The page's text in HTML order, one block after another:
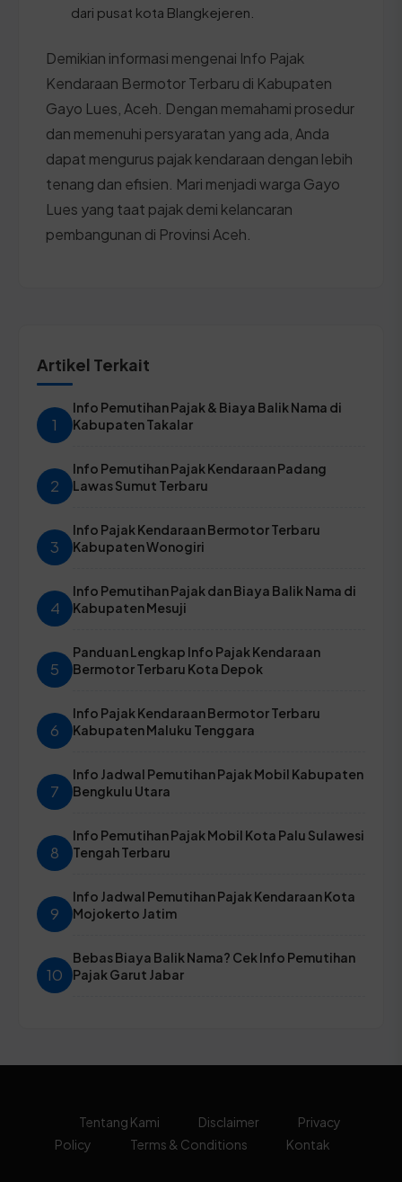
dari pusat kota Blangkejeren.
Demikian informasi mengenai Info Pajak
Kendaraan Bermotor Terbaru di Kabupaten
Gayo Lues, Aceh. Dengan memahami prosedur
dan memenuhi persyaratan yang ada, Anda
dapat mengurus pajak kendaraan dengan lebih
tenang dan efisien. Mari menjadi warga Gayo
Lues yang taat pajak demi kelancaran
pembangunan di Provinsi Aceh.
Artikel Terkait
1
Info Pemutihan Pajak & Biaya Balik Nama di
Kabupaten Takalar
2
Info Pemutihan Pajak Kendaraan Padang
Lawas Sumut Terbaru
3
Info Pajak Kendaraan Bermotor Terbaru
Kabupaten Wonogiri
4
Info Pemutihan Pajak dan Biaya Balik Nama di
Kabupaten Mesuji
5
Panduan Lengkap Info Pajak Kendaraan
Bermotor Terbaru Kota Depok
6
Info Pajak Kendaraan Bermotor Terbaru
Kabupaten Maluku Tenggara
7
Info Jadwal Pemutihan Pajak Mobil Kabupaten
Bengkulu Utara
8
Info Pemutihan Pajak Mobil Kota Palu Sulawesi
Tengah Terbaru
9
Info Jadwal Pemutihan Pajak Kendaraan Kota
Mojokerto Jatim
10
Bebas Biaya Balik Nama? Cek Info Pemutihan
Pajak Garut Jabar
Tentang Kami Disclaimer
Privacy
Policy
Terms & Conditions Kontak